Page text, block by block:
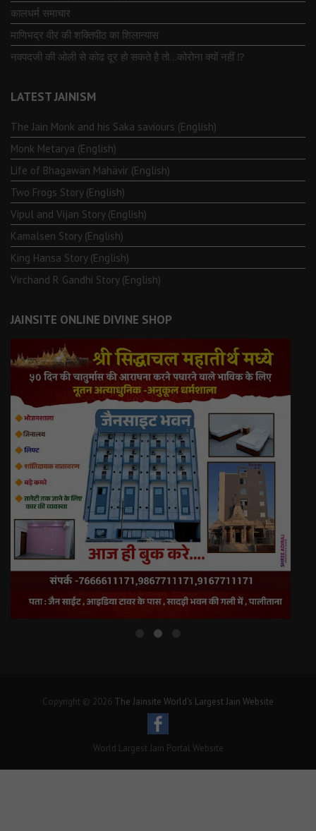
कालधर्म समाचार
माणिभद्र वीर की शक्तिपीठ का शिलान्यास
नवपदजी की ओली से कोढ दूर हो सकते है तो…कोरोना क्यों नहीं ⁉️
LATEST JAINISM
The Jain Monk and his Saka saviours (English)
Monk Metarya (English)
Life of Bhagawän Mahävir (English)
Two Frogs Story (English)
Vipul and Vijan Story (English)
Kamalsen Story (English)
King Hansa Story (English)
Virchand R Gandhi Story (English)
JAINSITE ONLINE DIVINE SHOP
Copyright © 2026 The Jainsite World's Largest Jain Website
World Largest Jain Portal Website